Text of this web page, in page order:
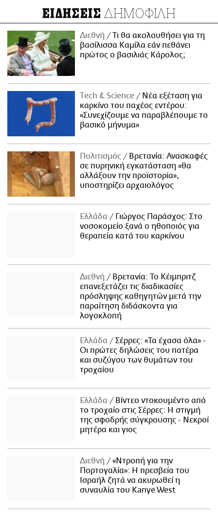
ΕΙΔΗΣΕΙΣ ΔΗΜΟΦΙΛΗ
Διεθνή
Τι θα ακολουθήσει για τη
βασίλισσα Καμίλα εάν πεθάνει
πρώτος ο βασιλιάς Κάρολος;
Τech & Science
Νέα εξέταση για
καρκίνο του παχέος εντέρου:
«Συνεχίζουμε να παραβλέπουμε το
βασικό μήνυμα»
Πολιτισμός
Βρετανία: Ανασκαφές
σε πυρηνική εγκατάσταση «θα
αλλάξουν την προϊστορία»,
υποστηρίζει αρχαιολόγος
Ελλάδα
Γιώργος Παράσχος: Στο
νοσοκομείο ξανά ο ηθοποιός για
θεραπεία κατά του καρκίνου
Διεθνή
Βρετανία: Το Κέιμπριτζ
επανεξετάζει τις διαδικασίες
πρόσληψης καθηγητών μετά την
παραίτηση διδάσκοντα για
λογοκλοπή
Ελλάδα
Σέρρες: «Τα έχασα όλα» -
Οι πρώτες δηλώσεις του πατέρα
και συζύγου των θυμάτων του
τροχαίου
Ελλάδα
Βίντεο ντοκουμέντο από
το τροχαίο στις Σέρρες: Η στιγμή
της σφοδρής σύγκρουσης - Νεκροί
μητέρα και γιος
Διεθνή
«Ντροπή για την
Πορτογαλία»: Η πρεσβεία του
Ισραήλ ζητά να ακυρωθεί η
συναυλία του Kanye West